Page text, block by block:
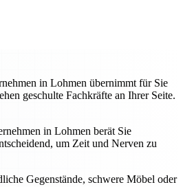
in Lohmen übernimmt für Sie
geschulte Fachkräfte an Ihrer Seite.
in Lohmen berät Sie
um Zeit und Nerven zu
Gegenstände, schwere Möbel oder